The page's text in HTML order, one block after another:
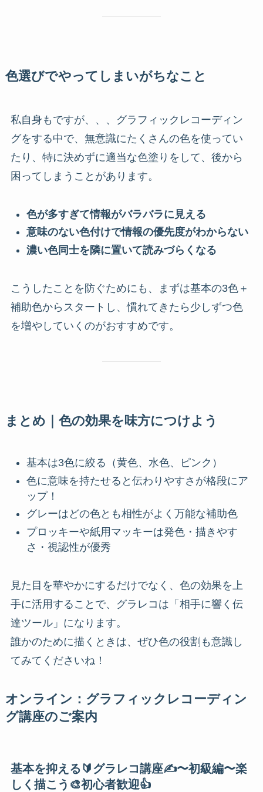
色選びでやってしまいがちなこと
私自身もですが、、、グラフィックレコーディン
グをする中で、無意識にたくさんの色を使ってい
たり、特に決めずに適当な色塗りをして、後から
困ってしまうことがあります。
色が多すぎて情報がバラバラに見える
意味のない色付けで情報の優先度がわからない
濃い色同士を隣に置いて読みづらくなる
こうしたことを防ぐためにも、まずは基本の3色＋
補助色からスタートし、慣れてきたら少しずつ色
を増やしていくのがおすすめです。
まとめ｜色の効果を味方につけよう
基本は3色に絞る（黄色、水色、ピンク）
色に意味を持たせると伝わりやすさが格段にア
ップ！
グレーはどの色とも相性がよく万能な補助色
プロッキーや紙用マッキーは発色・描きやす
さ・視認性が優秀
見た目を華やかにするだけでなく、色の効果を上
手に活用することで、グラレコは「相手に響く伝
達ツール」になります。
誰かのために描くときは、ぜひ色の役割も意識し
てみてくださいね！
オンライン：グラフィックレコーディン
グ講座のご案内
基本を抑える🔰グラレコ講座✍️〜初級編〜楽
しく描こう🎨初心者歓迎👍